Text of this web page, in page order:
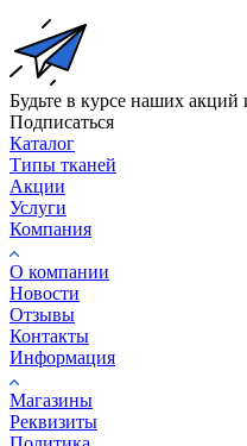
Будьте в курсе наших акций
Подписаться
Каталог
Типы тканей
Акции
Услуги
Компания
О компании
Новости
Отзывы
Контакты
Информация
Магазины
Реквизиты